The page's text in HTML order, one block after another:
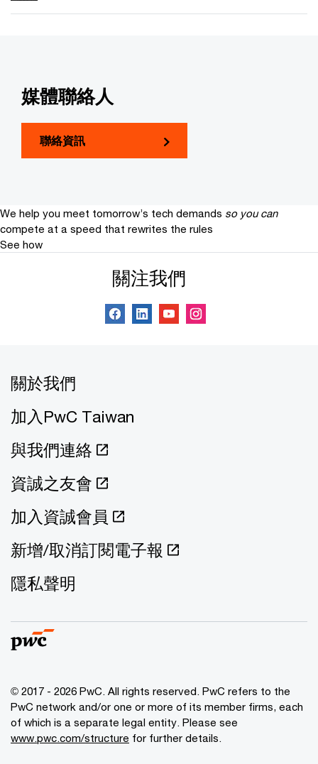
媒體聯絡人
聯絡資訊
We help you meet tomorrow’s tech demands so you can
compete at a speed that rewrites the rules
See how
關注我們
關於我們
加入PwC Taiwan
與我們連絡
資誠之友會
加入資誠會員
新增/取消訂閱電子報
隱私聲明
© 2017 - 2026 PwC. All rights reserved. PwC refers to the
PwC network and/or one or more of its member firms, each
of which is a separate legal entity. Please see
www.pwc.com/structure for further details.